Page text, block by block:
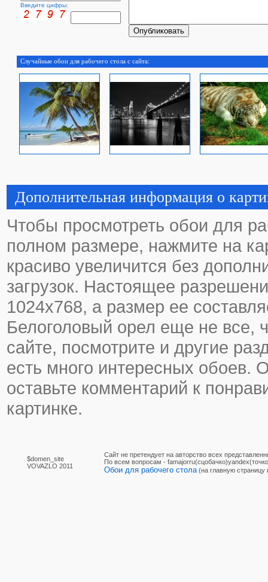
Введите цифры:
Случайные обои для рабочего стола с сайта:
Дополнительная информация о
Чтобы просмотреть обои для
полном размере, нажмите на
красиво увеличится без
загрузок. Настоящее
1024х768, а размер ее
Белоголовый орел еще не все,
сайте, посмотрите и другие
есть много интересных обоев.
оставьте комментарий к
картинке.
$domen_site
VOVAZLO 2011
Сайт не претендует на авторство всех
По вcем вопросам -
Обои для рабочего стола (на главную страницу